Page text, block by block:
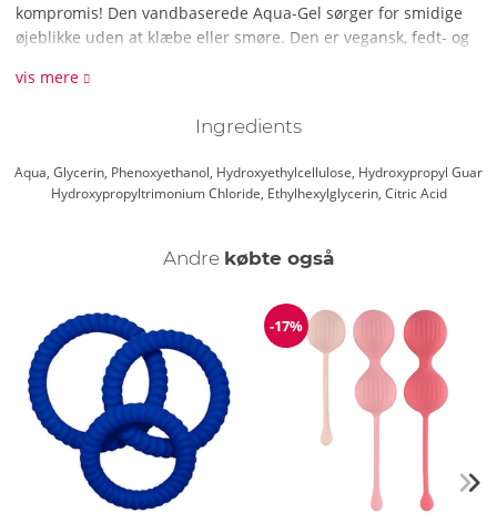
kompromis! Den vandbaserede Aqua-Gel sørger for smidige
øjeblikke uden at klæbe eller smøre. Den er vegansk, fedt- og
ikke slutter så hurtigt. Ekstra økonomisk, superblid mod
efterlade spor – bortset fra glade ansigter!
vis mere
Ingredients
Aqua, Glycerin, Phenoxyethanol, Hydroxyethylcellulose, Hydroxypropyl Guar
Hydroxypropyltrimonium Chloride, Ethylhexylglycerin, Citric Acid
Andre købte også
Rabat
-17%